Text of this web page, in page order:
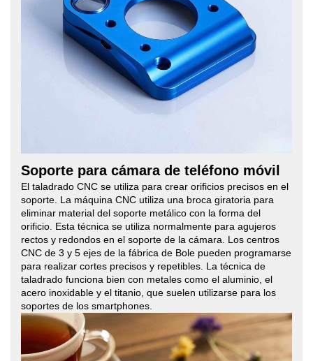
Soporte para cámara de teléfono móvil
El taladrado CNC se utiliza para crear orificios precisos en el
soporte. La máquina CNC utiliza una broca giratoria para
eliminar material del soporte metálico con la forma del
orificio. Esta técnica se utiliza normalmente para agujeros
rectos y redondos en el soporte de la cámara. Los centros
CNC de 3 y 5 ejes de la fábrica de Bole pueden programarse
para realizar cortes precisos y repetibles. La técnica de
taladrado funciona bien con metales como el aluminio, el
acero inoxidable y el titanio, que suelen utilizarse para los
soportes de los smartphones.